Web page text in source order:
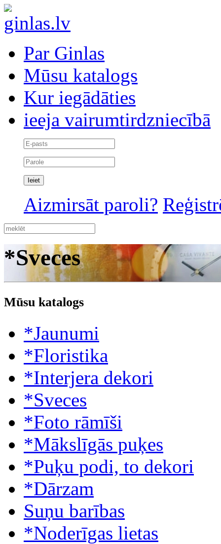
Par Ginlas
Mūsu katalogs
Kur iegādāties
ieeja vairumtirdzniecībā
Aizmirsāt paroli?
*Sveces
Mūsu katalogs
*Jaunumi
*Floristika
*Interjera dekori
*Sveces
*Foto rāmīši
*Mākslīgās puķes
*Puķu podi, to dekori
*Dārzam
Suņu barības
*Noderīgas lietas